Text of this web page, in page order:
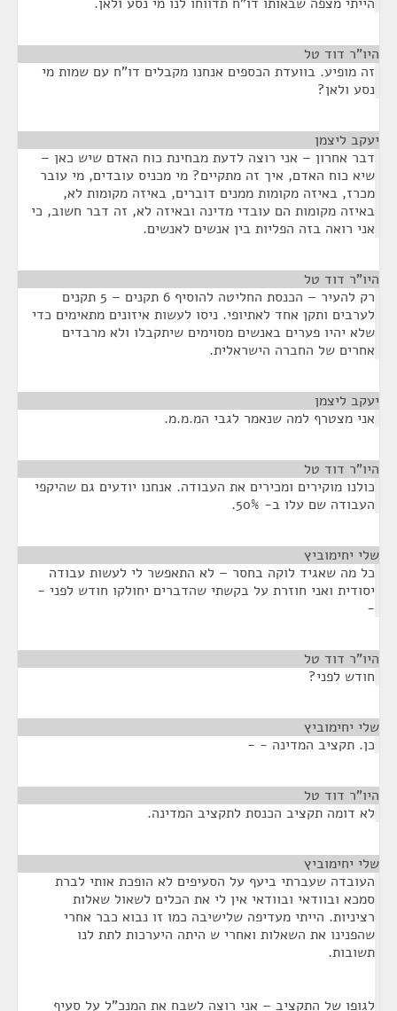
היו”ר דוד טל
זה מופיע. בוועדת הכספים אנחנו מקבלים דו"ח עם שמות מי
נסע ולאן?
יעקב ליצמן
דבר אחרון – אני רוצה לדעת מבחינת כוח האדם שיש כאן –
שיא כוח האדם, איך זה מתקיים? מי מכניס עובדים, מי עובר
מכרז, באיזה מקומות ממנים דוברים, באיזה מקומות לא,
באיזה מקומות הם עובדי מדינה ובאיזה לא, זה דבר חשוב, כי
אני רואה בזה הפליות בין אנשים לאנשים.
היו”ר דוד טל
רק להעיר – הכנסת החליטה להוסיף 6 תקנים – 5 תקנים
לערבים ותקן אחד לאתיופי. ניסו לעשות איזונים מתאימים כדי
שלא יהיו פערים באנשים מסוימים שיתקבלו ולא מרבדים
אחרים של החברה הישראלית.
יעקב ליצמן
אני מצטרף למה שנאמר לגבי המ.מ.מ.
היו”ר דוד טל
כולנו מוקירים ומכירים את העבודה. אנחנו יודעים גם שהיקפי
העבודה שם עלו ב- 50%.
שלי יחימוביץ
כל מה שאגיד לוקה בחסר – לא התאפשר לי לעשות עבודה
יסודית ואני חוזרת על בקשתי שהדברים יחולקו חודש לפני -
-
היו”ר דוד טל
חודש לפני?
שלי יחימוביץ
כן. תקציב המדינה - -
היו”ר דוד טל
לא דומה תקציב הכנסת לתקציב המדינה.
שלי יחימוביץ
העובדה שעברתי ביעף על הסעיפים לא הופכת אותי לברת
סמכא ובוודאי ובוודאי אין לי את הכלים לשאול שאלות
רציניות. הייתי מעדיפה שלישיבה כמו זו נבוא כבר אחרי
שהפנינו את השאלות ואחרי ש היתה היערכות לתת לנו
תשובות.
לגופו של התקציב – אני רוצה לשבח את המנכ"ל על סעיף